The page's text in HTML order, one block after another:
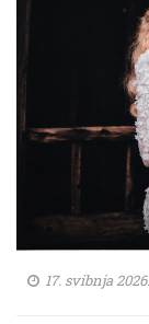
17. svibnja